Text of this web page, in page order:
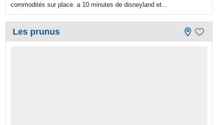
commodités sur place. a 10 minutes de disneyland et...
Les prunus